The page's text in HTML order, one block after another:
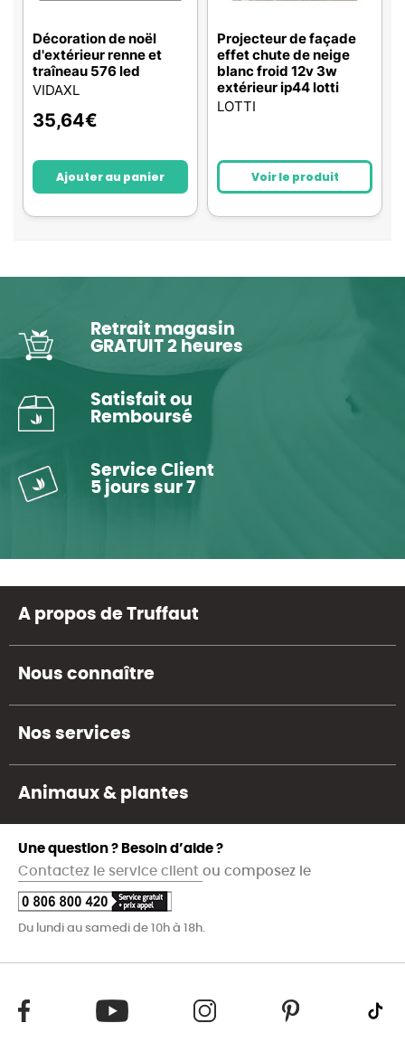
Décoration de noël
d'extérieur renne et
traîneau 576 led
VIDAXL
35,64€
Ajouter au panier
Projecteur de façade
effet chute de neige
blanc froid 12v 3w
extérieur ip44 lotti
LOTTI
Voir le produit
Retrait magasin
GRATUIT 2 heures
Satisfait ou
Remboursé
Service Client
5 jours sur 7
A propos de Truffaut
Nous connaître
Nos services
Animaux & plantes
Une question ? Besoin d’aide ?
Contactez le service client ou composez le
Du lundi au samedi de 10h à 18h.